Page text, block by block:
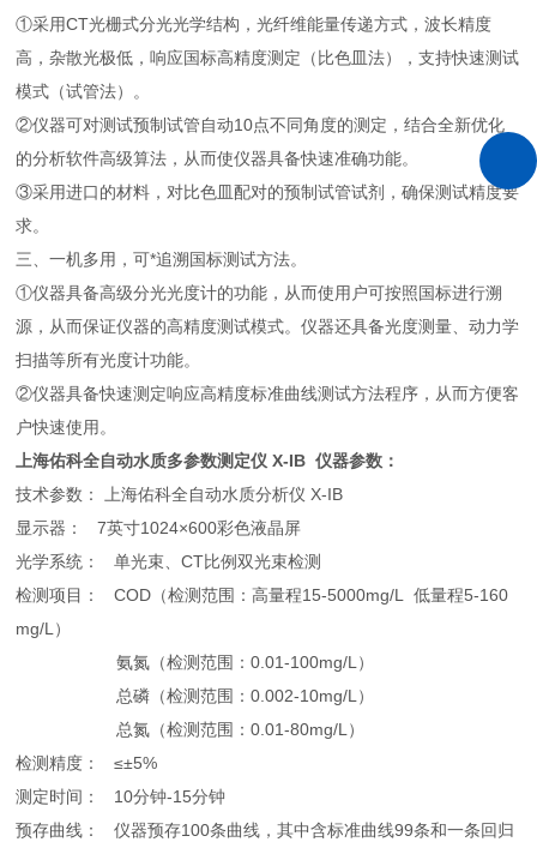
①采用CT光栅式分光光学结构，光纤维能量传递方式，波长精度
高，杂散光极低，响应国标高精度测定（比色皿法），支持快速测试
模式（试管法）。
②仪器可对测试预制试管自动10点不同角度的测定，结合全新优化
的分析软件高级算法，从而使仪器具备快速准确功能。
③采用进口的材料，对比色皿配对的预制试管试剂，确保测试精度要
求。
三、一机多用，可*追溯国标测试方法。
①仪器具备高级分光光度计的功能，从而使用户可按照国标进行溯
源，从而保证仪器的高精度测试模式。仪器还具备光度测量、动力学
扫描等所有光度计功能。
②仪器具备快速测定响应高精度标准曲线测试方法程序，从而方便客
户快速使用。
上海佑科全自动水质多参数测定仪 X-IB 仪器参数：
技术参数： 上海佑科全自动水质分析仪 X-IB
显示器： 7英寸1024×600彩色液晶屏
光学系统： 单光束、CT比例双光束检测
检测项目： COD（检测范围：高量程15-5000mg/L 低量程5-160
mg/L）
氨氮（检测范围：0.01-100mg/L）
总磷（检测范围：0.002-10mg/L）
总氮（检测范围：0.01-80mg/L）
检测精度： ≤±5%
测定时间： 10分钟-15分钟
预存曲线： 仪器预存100条曲线，其中含标准曲线99条和一条回归